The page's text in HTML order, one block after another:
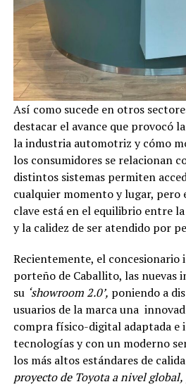
Así como sucede en otros
destacar el avance que provocó
la industria automotriz y cómo
los consumidores se relacionan
distintos sistemas permiten
cualquier momento y lugar, pero
clave está en el equilibrio entre
y la calidez de ser atendido por
Recientemente, el concesionario
porteño de Caballito, las nuevas
su ‘showroom 2.0’, poniendo a
usuarios de la marca una
compra físico-digital adaptada e
tecnologías y con un moderno
los más altos estándares de
proyecto de Toyota a nivel